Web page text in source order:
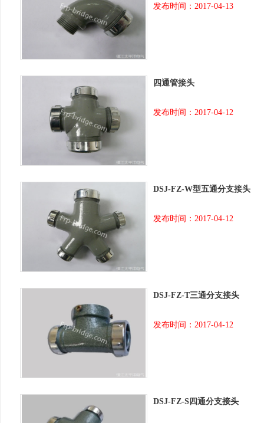
发布时间：2017-04-13
四通管接头
发布时间：2017-04-12
DSJ-FZ-W型五通分支接头
发布时间：2017-04-12
DSJ-FZ-T三通分支接头
发布时间：2017-04-12
DSJ-FZ-S四通分支接头